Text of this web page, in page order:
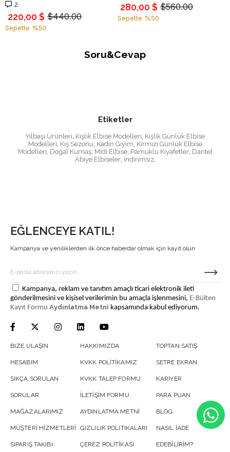
2
$440.00
220,00 $
Sepette %50
$560.00
280,00 $
Sepette %50
Soru&Cevap
Etiketler
Yılbaşı Ürünleri Kışlık Elbise Modelleri Kışlık Günlük Elbise
Modelleri Kış Sezonu Kadın Giyim Kırmızı Günlük Elbise
Modelleri Doğal Kumaş, Midi Elbise, Pamuklu Kıyafetler, Dantel
Abiye Elbiseler, indirimsiz,
EĞLENCEYE KATIL!
Kampanya ve yeniliklerden ilk önce haberdar olmak için kayıt olun
Kampanya, reklam ve tanıtım amaçlı ticari elektronik ileti
gönderilmesini ve kişisel verilerimin bu amaçla işlenmesini, E-Bülten
Kayıt Formu Aydınlatma Metni kapsamında kabul ediyorum.
BIZE ULAŞIN
HESABIM
SIKÇA SORULAN
SORULAR
MAĞAZALARIMIZ
MÜŞTERİ HİZMETLERİ
SIPARIŞ TAKIBI
HAKKIMIZDA
KVKK POLİTİKAMIZ
KVKK TALEP FORMU
İLETİŞİM FORMU
AYDINLATMA METNİ
GIZLILIK POLITIKALARI
ÇEREZ POLİTİKASI
TOPTAN SATIŞ
SETRE EKRAN
KARIYER
PARA PUAN
BLOG
NASIL İADE
EDEBİLİRİM?